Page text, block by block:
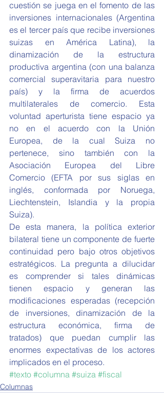
cuestión se juega en el fomento de las
inversiones internacionales (Argentina
es el tercer país que recibe inversiones
suizas en América Latina), la
dinamización de la estructura
productiva argentina (con una balanza
comercial superavitaria para nuestro
país) y la firma de acuerdos
multilaterales de comercio. Esta
voluntad aperturista tiene espacio ya
no en el acuerdo con la Unión
Europea, de la cual Suiza no
pertenece, sino también con la
Asociación Europea del Libre
Comercio (EFTA por sus siglas en
inglés, conformada por Noruega,
Liechtenstein, Islandia y la propia
Suiza).
De esta manera, la política exterior
bilateral tiene un componente de fuerte
continuidad pero bajo otros objetivos
estratégicos. La pregunta a dilucidar
es comprender si tales dinámicas
tienen espacio y generan las
modificaciones esperadas (recepción
de inversiones, dinamización de la
estructura económica, firma de
tratados) que puedan cumplir las
enormes expectativas de los actores
implicados en el proceso.
#texto #columna #suiza #fiscal
Columnas